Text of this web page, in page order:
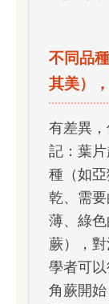
不同品
其美）
有差異
記：葉
種（如
乾、需
薄、綠
蕨），
學者可
角蕨開